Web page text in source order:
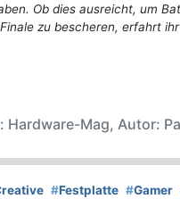
Ob dies ausreicht, um
zu bescheren, erfahrt
Hardware-Mag, Autor:
#Festplatte #Gamer